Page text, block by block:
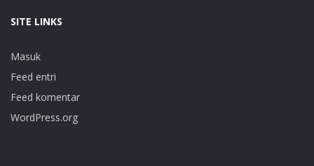
SITE LINKS
Masuk
Feed entri
Feed komentar
WordPress.org